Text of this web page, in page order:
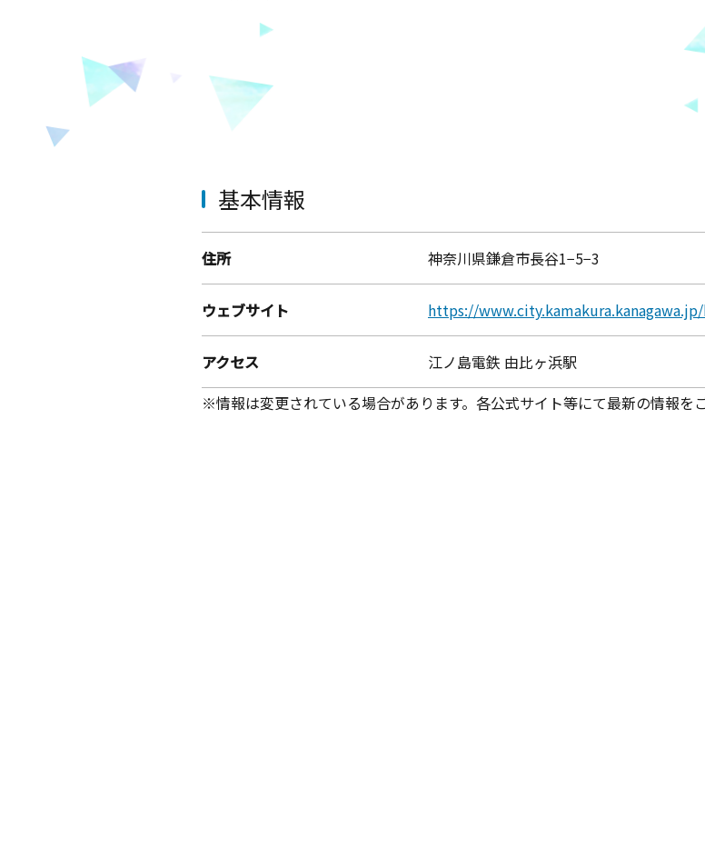
基本情報
住所 神奈川県鎌倉市長谷1−5−3
ウェブサイト https://
アクセス
江ノ島電鉄 由比ヶ浜駅
※情報は変更されている場合があります。各公式サイト等にて最新の情報を